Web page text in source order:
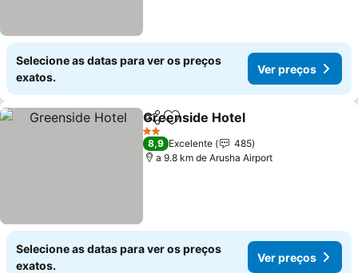
Selecione as datas para ver os preços
exatos.
Ver preços
PartilharAdicionar aos favoritos
Greenside Hotel
2 Estrelas
8,9 Excelente
485
a 9.8 km de Arusha Airport
Selecione as datas para ver os preços
exatos.
Ver preços